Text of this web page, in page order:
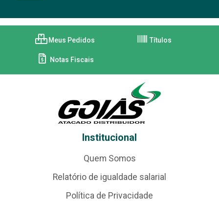
Meus Pedidos Títulos
Notas Fiscais
Institucional
Quem Somos
Relatório de igualdade salarial
Política de Privacidade